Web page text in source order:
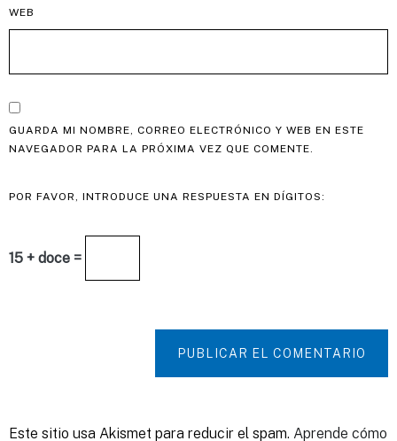
WEB
GUARDA MI NOMBRE, CORREO ELECTRÓNICO Y WEB EN ESTE
NAVEGADOR PARA LA PRÓXIMA VEZ QUE COMENTE.
POR FAVOR, INTRODUCE UNA RESPUESTA EN DÍGITOS:
15 + doce =
PUBLICAR EL COMENTARIO
Este sitio usa Akismet para reducir el spam. Aprende cómo